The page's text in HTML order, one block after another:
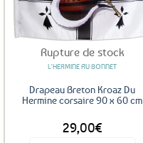
favoris
Rupture de stock
L'HERMINE AU BONNET
Drapeau Breton Kroaz Du
Hermine corsaire 90 x 60 cm
29,00€